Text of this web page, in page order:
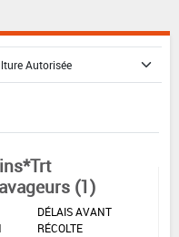
(1)
DÉLAIS AVANT
RÉCOLTE